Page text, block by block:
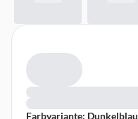
Farbvariante: Dunkelblau